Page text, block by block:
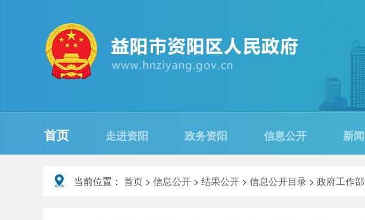
首页 走进资阳 政务资阳 信息公开 新
当前位置： 首页 > 信息公开 > 结果公开 > 信息公开目录 > 政府工作